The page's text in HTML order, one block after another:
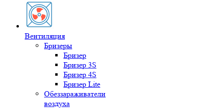
Вентиляция
Бризеры
Бризер
Бризер 3S
Бризер 4S
Бризер Lite
Обеззараживатели
воздуха